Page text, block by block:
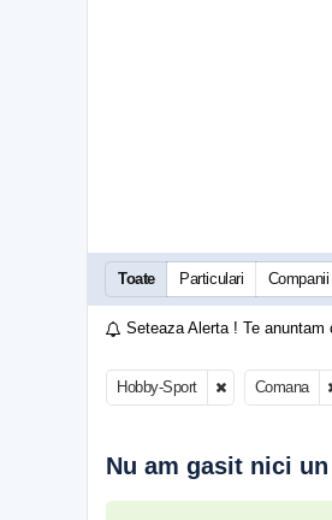
Toate Particulari Companii
Seteaza Alerta ! Te anuntam
Hobby-Sport Comana
Nu am gasit nici